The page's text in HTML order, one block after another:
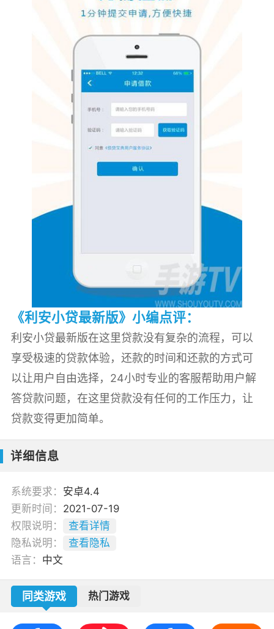
《利安小贷最新版》小编点评：
利安小贷最新版在这里贷款没有复杂的流程，可以
享受极速的贷款体验，还款的时间和还款的方式可
以让用户自由选择，24小时专业的客服帮助用户解
答贷款问题，在这里贷款没有任何的工作压力，让
贷款变得更加简单。
详细信息
系统要求： 安卓4.4
更新时间： 2021-07-19
权限说明：
查看详情
隐私说明：
查看隐私
语言： 中文
同类游戏 热门游戏